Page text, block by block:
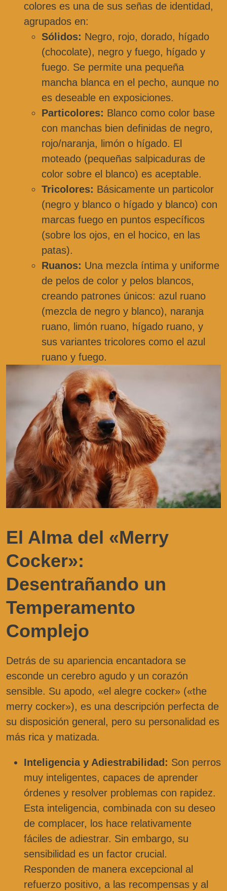
colores es una de sus señas de identidad,
agrupados en:
Sólidos: Negro, rojo, dorado, hígado
(chocolate), negro y fuego, hígado y
fuego. Se permite una pequeña
mancha blanca en el pecho, aunque no
es deseable en exposiciones.
Particolores: Blanco como color base
con manchas bien definidas de negro,
rojo/naranja, limón o hígado. El
moteado (pequeñas salpicaduras de
color sobre el blanco) es aceptable.
Tricolores: Básicamente un particolor
(negro y blanco o hígado y blanco) con
marcas fuego en puntos específicos
(sobre los ojos, en el hocico, en las
patas).
Ruanos: Una mezcla íntima y uniforme
de pelos de color y pelos blancos,
creando patrones únicos: azul ruano
(mezcla de negro y blanco), naranja
ruano, limón ruano, hígado ruano, y
sus variantes tricolores como el azul
ruano y fuego.
El Alma del «Merry
Cocker»:
Desentrañando un
Temperamento
Complejo
Detrás de su apariencia encantadora se
esconde un cerebro agudo y un corazón
sensible. Su apodo, «el alegre cocker» («the
merry cocker»), es una descripción perfecta de
su disposición general, pero su personalidad es
más rica y matizada.
Inteligencia y Adiestrabilidad: Son perros
muy inteligentes, capaces de aprender
órdenes y resolver problemas con rapidez.
Esta inteligencia, combinada con su deseo
de complacer, los hace relativamente
fáciles de adiestrar. Sin embargo, su
sensibilidad es un factor crucial.
Responden de manera excepcional al
refuerzo positivo, a las recompensas y al